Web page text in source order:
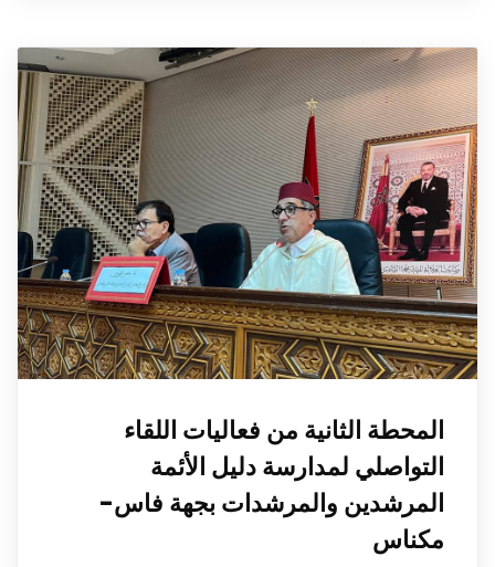
المحطة الثانية من فعاليات اللقاء
التواصلي لمدارسة دليل الأئمة
المرشدين والمرشدات بجهة فاس-
مكناس